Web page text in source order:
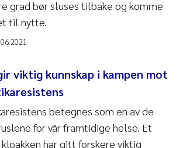
grad bør sluses tilbake og komme
til nytte.
viktig kunnskap i kampen mot
betegnes som en av de
for vår framtidige helse. Et
har gitt forskere viktig